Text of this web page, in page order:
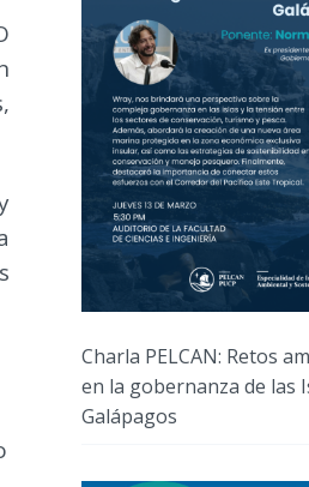
Charla PELCAN: Retos
en la gobernanza de las
Galápagos